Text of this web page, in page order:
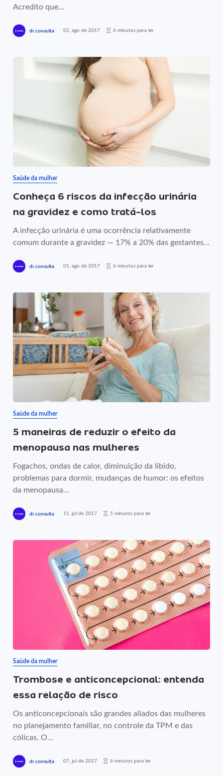
Acredito que...
dr.consulta 02, ago de 2017 6 minutos para ler
Saúde da mulher
Conheça 6 riscos da infecção urinária
na gravidez e como tratá-los
A infecção urinária é uma ocorrência relativamente
comum durante a gravidez — 17% a 20% das gestantes...
dr.consulta 01, ago de 2017 6 minutos para ler
Saúde da mulher
5 maneiras de reduzir o efeito da
menopausa nas mulheres
Fogachos, ondas de calor, diminuição da libido,
problemas para dormir, mudanças de humor: os efeitos
da menopausa...
dr.consulta 11, jul de 2017 5 minutos para ler
Saúde da mulher
Trombose e anticoncepcional: entenda
essa relação de risco
Os anticoncepcionais são grandes aliados das mulheres
no planejamento familiar, no controle da TPM e das
cólicas. O...
dr.consulta 07, jul de 2017 6 minutos para ler